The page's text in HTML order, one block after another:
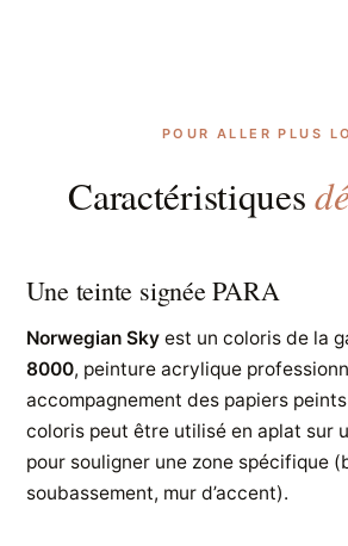
POUR ALLER PLUS
Caractéristiques
Une teinte signée PARA
Norwegian Sky est un coloris de la
8000, peinture acrylique
accompagnement des papiers
coloris peut être utilisé en aplat sur
pour souligner une zone spécifique
soubassement, mur d’accent).